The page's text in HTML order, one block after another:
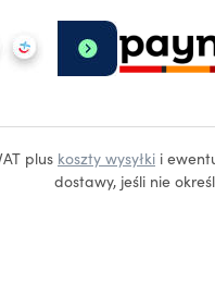
plus koszty wysyłki i
dostawy, jeśli nie